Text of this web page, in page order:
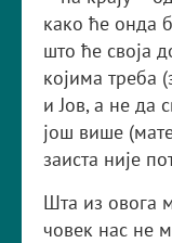
како ће онда
што ће своја
којима треба
и Јов, а не да
још више
заиста није
Шта из овога
човек нас не